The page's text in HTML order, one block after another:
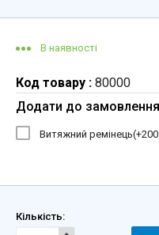
В наявності
Код товару : 80000
Додати до
Витяжний ремінець(+
Кількість: